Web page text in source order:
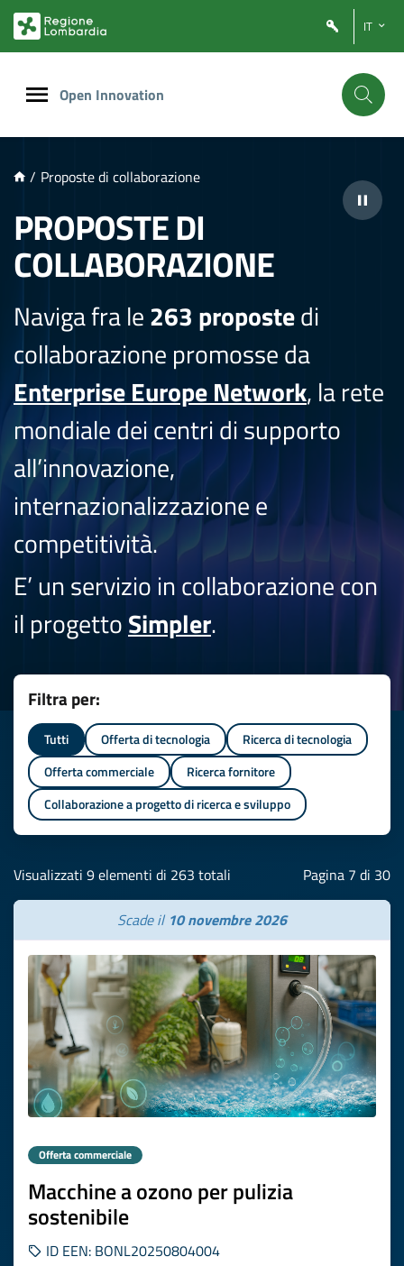
PRINCIPALE
IT
Open Innovation
/ Proposte di collaborazione
PROPOSTE DI
COLLABORAZIONE
Naviga fra le263 propostedi
collaborazione promosse da
Enterprise Europe Network, la rete
mondiale dei centri di supporto
all’innovazione,
internazionalizzazione e
competitività.
E’ un servizio in collaborazione con
il progettoSimpler.
Filtra per:
Tutti Offerta di tecnologia
Ricerca di tecnologia
Offerta commerciale
Ricerca fornitore
Collaborazione a progetto di ricerca e sviluppo
Visualizzati 9 elementi di 263 totali Pagina 7 di 30
Scade il 10 novembre 2026
Offerta commerciale
Macchine a ozono per pulizia
sostenibile
ID EEN: BONL20250804004